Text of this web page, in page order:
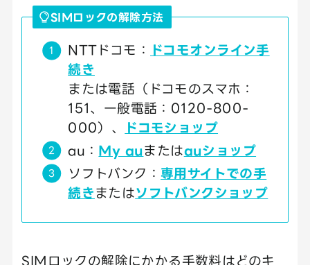
SIMロックの解除方法
NTTドコモ：
ドコモオンライン手
続き
または電話（ドコモのスマホ：
151、一般電話：0120-800-
000）、
ドコモショップ
au： My auまたはauショップ
ソフトバンク：専用サイトでの手
続きまたはソフトバンクショップ
SIMロックの解除にかかる手数料はどのキ